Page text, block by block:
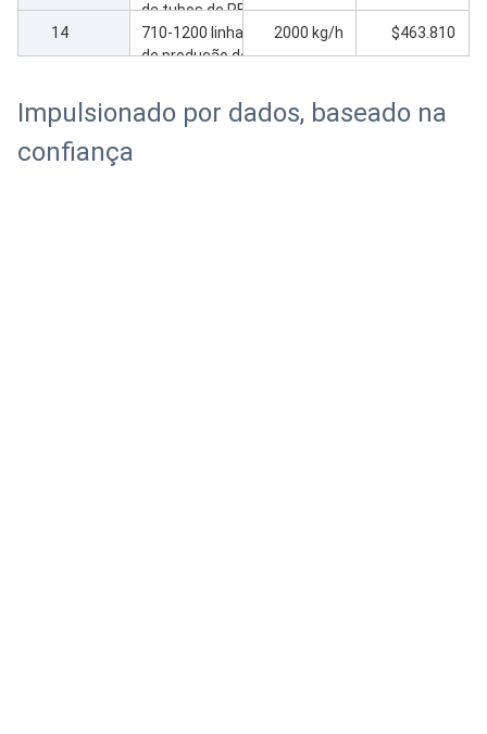
630 PE
de tubos de PE
para fabricação
de tubos de
diferentes
tamanhos
14
710-1200 linha
de produção de
grandes
dimensões
2000 kg/h $463.810
Impulsionado por dados, baseado na
confiança